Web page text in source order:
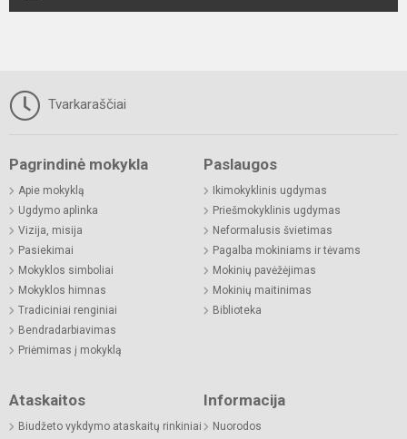
Tvarkaraščiai
Pagrindinė mokykla
Apie mokyklą
Ugdymo aplinka
Vizija, misija
Pasiekimai
Mokyklos simboliai
Mokyklos himnas
Tradiciniai renginiai
Bendradarbiavimas
Priėmimas į mokyklą
Paslaugos
Ikimokyklinis ugdymas
Priešmokyklinis ugdymas
Neformalusis švietimas
Pagalba mokiniams ir tėvams
Mokinių pavėžėjimas
Mokinių maitinimas
Biblioteka
Ataskaitos
Biudžeto vykdymo ataskaitų rinkiniai
Informacija
Nuorodos